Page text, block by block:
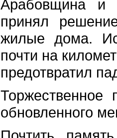
Арабовщина и
принял
жилые дома.
почти на
предотвратил
Торжественное
обновленного